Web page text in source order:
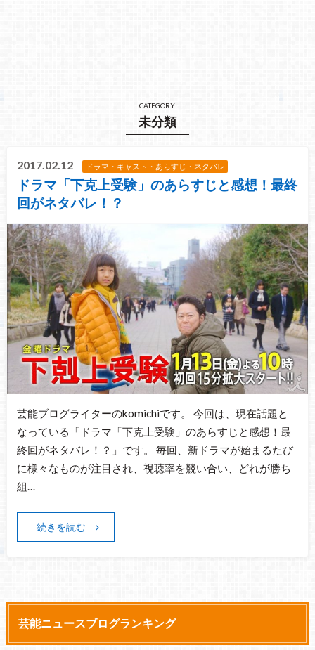
CATEGORY
未分類
2017.02.12 ドラマ・キャスト・あらすじ・ネタバレ
ドラマ「下克上受験」のあらすじと感想！最終
回がネタバレ！？
芸能ブログライターのkomichiです。 今回は、現在話題と
なっている「ドラマ「下克上受験」のあらすじと感想！最
終回がネタバレ！？」です。 毎回、新ドラマが始まるたび
に様々なものが注目され、視聴率を競い合い、どれが勝ち
組…
続きを読む
芸能ニュースブログランキング